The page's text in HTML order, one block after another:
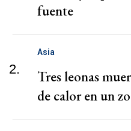
fuente
2.
Asia
Tres leonas
de calor en un